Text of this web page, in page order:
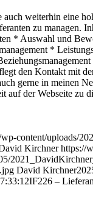
auch weiterhin eine
zu managen.
* Auswahl und
*
den Kontakt mit
gerne in meinen
auf der Webseite zu
content/uploads/
Kirchner https://
David Kirchner
IF226 –